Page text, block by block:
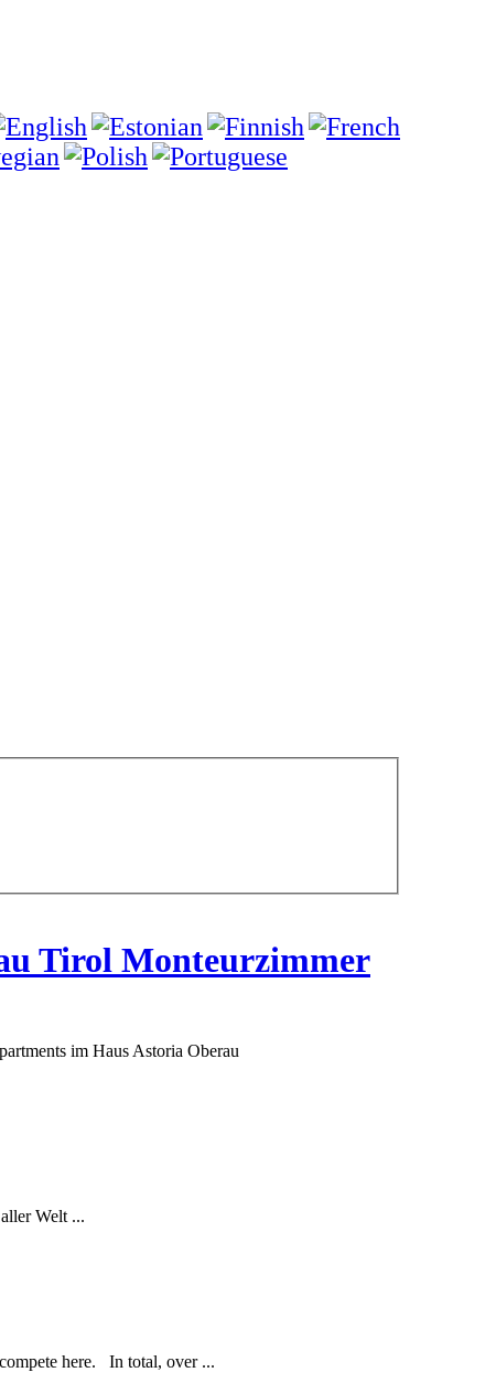
Tirol Monteurzimmer
im Haus Astoria Oberau
Welt ...
here. In total, over ...